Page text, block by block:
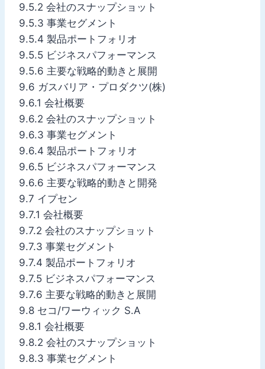
9.5.2 会社のスナップショット
9.5.3 事業セグメント
9.5.4 製品ポートフォリオ
9.5.5 ビジネスパフォーマンス
9.5.6 主要な戦略的動きと展開
9.6 ガスバリア・プロダクツ(株)
9.6.1 会社概要
9.6.2 会社のスナップショット
9.6.3 事業セグメント
9.6.4 製品ポートフォリオ
9.6.5 ビジネスパフォーマンス
9.6.6 主要な戦略的動きと開発
9.7 イプセン
9.7.1 会社概要
9.7.2 会社のスナップショット
9.7.3 事業セグメント
9.7.4 製品ポートフォリオ
9.7.5 ビジネスパフォーマンス
9.7.6 主要な戦略的動きと展開
9.8 セコ/ワーウィック S.A
9.8.1 会社概要
9.8.2 会社のスナップショット
9.8.3 事業セグメント